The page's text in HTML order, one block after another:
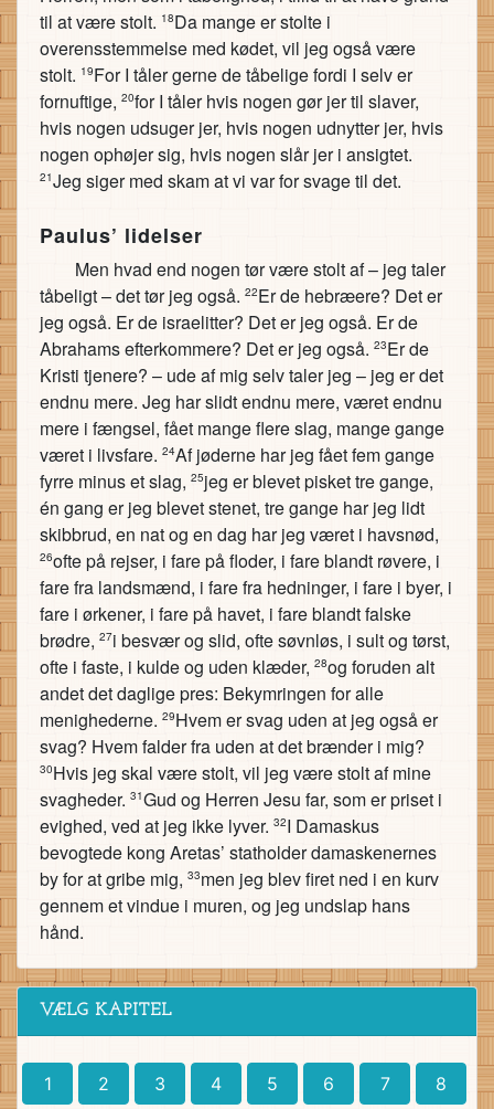
til at være stolt. 18Da mange er stolte i
overensstemmelse med kødet, vil jeg også være
stolt. 19For I tåler gerne de tåbelige fordi I selv er
fornuftige, 20for I tåler hvis nogen gør jer til slaver,
hvis nogen udsuger jer, hvis nogen udnytter jer, hvis
nogen ophøjer sig, hvis nogen slår jer i ansigtet.
21Jeg siger med skam at vi var for svage til det.
Paulus’ lidelser
Men hvad end nogen tør være stolt af – jeg taler
tåbeligt – det tør jeg også. 22Er de hebræere? Det er
jeg også. Er de israelitter? Det er jeg også. Er de
Abrahams efterkommere? Det er jeg også. 23Er de
Kristi tjenere? – ude af mig selv taler jeg – jeg er det
endnu mere. Jeg har slidt endnu mere, været endnu
mere i fængsel, fået mange flere slag, mange gange
været i livsfare. 24Af jøderne har jeg fået fem gange
fyrre minus et slag, 25jeg er blevet pisket tre gange,
én gang er jeg blevet stenet, tre gange har jeg lidt
skibbrud, en nat og en dag har jeg været i havsnød,
26ofte på rejser, i fare på floder, i fare blandt røvere, i
fare fra landsmænd, i fare fra hedninger, i fare i byer, i
fare i ørkener, i fare på havet, i fare blandt falske
brødre, 27i besvær og slid, ofte søvnløs, i sult og tørst,
ofte i faste, i kulde og uden klæder, 28og foruden alt
andet det daglige pres: Bekymringen for alle
menighederne. 29Hvem er svag uden at jeg også er
svag? Hvem falder fra uden at det brænder i mig?
30Hvis jeg skal være stolt, vil jeg være stolt af mine
svagheder. 31Gud og Herren Jesu far, som er priset i
evighed, ved at jeg ikke lyver. 32I Damaskus
bevogtede kong Aretas’ statholder damaskenernes
by for at gribe mig, 33men jeg blev firet ned i en kurv
gennem et vindue i muren, og jeg undslap hans
hånd.
VÆLG KAPITEL
1 2 3 4 5 6 7 8